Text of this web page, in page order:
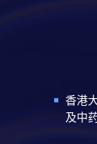
香港
及中